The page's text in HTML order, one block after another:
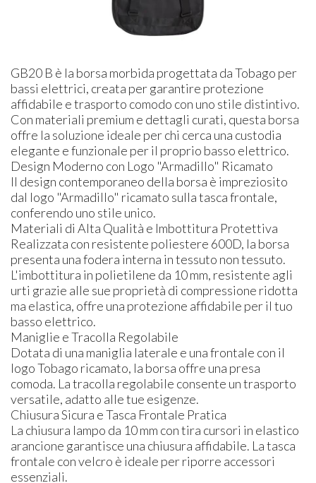
GB20 B è la borsa morbida progettata da Tobago per
bassi elettrici, creata per garantire protezione
affidabile e trasporto comodo con uno stile distintivo.
Con materiali premium e dettagli curati, questa borsa
offre la soluzione ideale per chi cerca una custodia
elegante e funzionale per il proprio basso elettrico.
Design Moderno con Logo "Armadillo" Ricamato
Il design contemporaneo della borsa è impreziosito
dal logo "Armadillo" ricamato sulla tasca frontale,
conferendo uno stile unico.
Materiali di Alta Qualità e Imbottitura Protettiva
Realizzata con resistente poliestere 600D, la borsa
presenta una fodera interna in tessuto non tessuto.
L'imbottitura in polietilene da 10 mm, resistente agli
urti grazie alle sue proprietà di compressione ridotta
ma elastica, offre una protezione affidabile per il tuo
basso elettrico.
Maniglie e Tracolla Regolabile
Dotata di una maniglia laterale e una frontale con il
logo Tobago ricamato, la borsa offre una presa
comoda. La tracolla regolabile consente un trasporto
versatile, adatto alle tue esigenze.
Chiusura Sicura e Tasca Frontale Pratica
La chiusura lampo da 10 mm con tira cursori in elastico
arancione garantisce una chiusura affidabile. La tasca
frontale con velcro è ideale per riporre accessori
essenziali.